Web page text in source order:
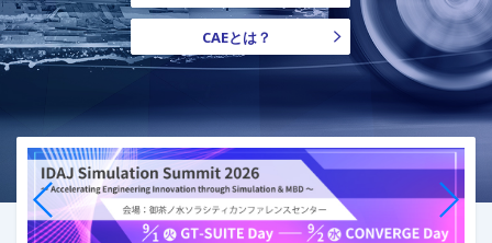
CAEとは？